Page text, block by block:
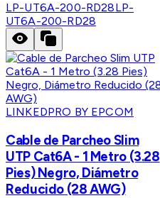
LP-UT6A-200-RD28LP-
UT6A-200-RD28
LINKEDPRO BY EPCOM
Cable de Parcheo Slim
UTP Cat6A - 1 Metro (3.28
Pies) Negro, Diámetro
Reducido (28 AWG)